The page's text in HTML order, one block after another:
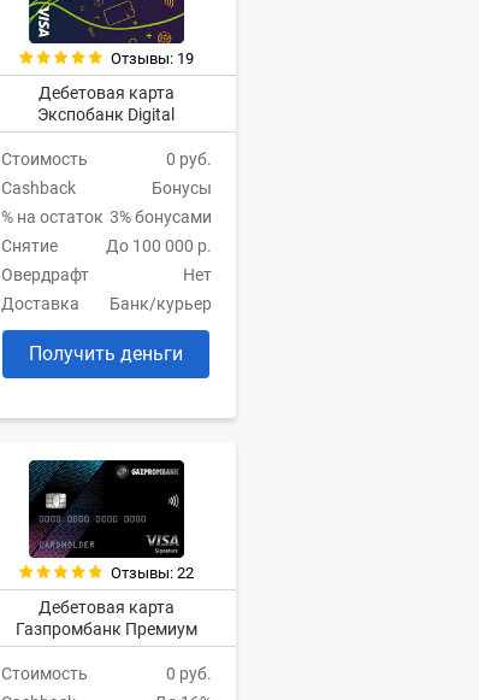
Отзывы: 19
Дебетовая карта
Экспобанк Digital
Стоимость
0 руб.
Cashback
Бонусы
% на остаток 3% бонусами
Снятие
До 100 000 р.
Овердрафт
Нет
Доставка
Банк/курьер
Получить деньги
Отзывы: 22
Дебетовая карта
Газпромбанк Премиум
Стоимость
0 руб.